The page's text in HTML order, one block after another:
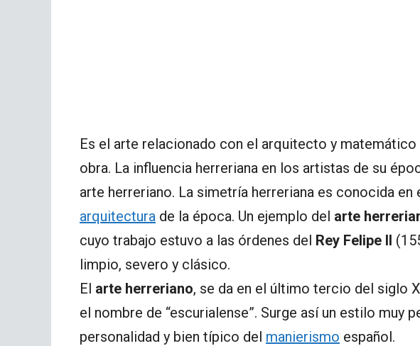
Es el arte relacionado con el arquitecto y matemático
obra. La influencia herreriana en los artistas de su
arte herreriano. La simetría herreriana es conocida en
arquitectura de la época. Un ejemplo del arte
cuyo trabajo estuvo a las órdenes del Rey Felipe II
limpio, severo y clásico.
El arte herreriano, se da en el último tercio del siglo
el nombre de “escurialense”. Surge así un estilo muy
personalidad y bien típico del manierismo español.